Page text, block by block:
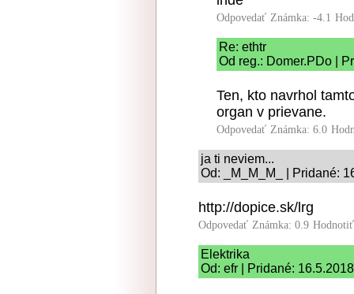
Odpovedať Známka: -4.1
Re: ethtr
Od reg.: Domer.PDo |
Ten, kto navrhol
organ v prievane.
Odpovedať Známka: 6.0
ja ti neviem...
Od: _M_M_M_ | Pridané:
http://dopice.sk/lrg
Odpovedať Známka: 0.9
Elektrika
Od: efr | Pridané: